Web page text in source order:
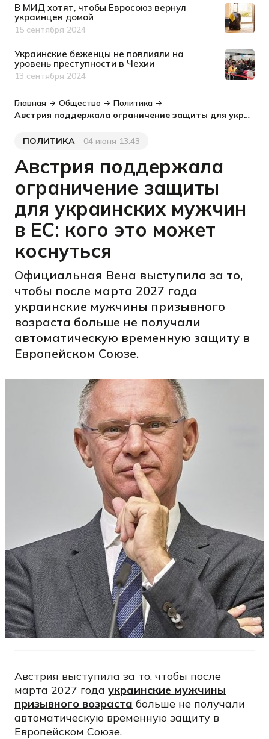
В МИД хотят, чтобы Евросоюз вернул
украинцев домой
Дата публикации
15 сентября 2024
Украинские беженцы не повлияли на
уровень преступности в Чехии
Дата публикации
13 сентября 2024
Главная Общество
Политика
Австрия поддержала ограничение защиты для украинских мужчин в ЕС: кого это может коснуться
Категория
ПОЛИТИКА
Дата публикации
04 июня 13:43
Австрия поддержала
ограничение защиты
для украинских мужчин
в ЕС: кого это может
коснуться
Официальная Вена выступила за то,
чтобы после марта 2027 года
украинские мужчины призывного
возраста больше не получали
автоматическую временную защиту в
Европейском Союзе.
Австрия выступила за то, чтобы после
марта 2027 года украинские мужчины
призывного возраста больше не получали
автоматическую временную защиту в
Европейском Союзе.